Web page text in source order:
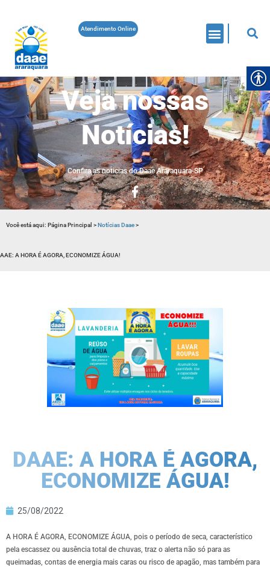
Atendimento Online
Veja nossas
Notícias!
Confira as noticias do Daae Araraquara-SP
Você está aqui: Página Principal >Notícias Daae>
A HORA É AGORA, ECONOMIZE ÁGUA!
DAAE: A HORA É AGORA,
ECONOMIZE ÁGUA!
25/08/2022
A HORA É AGORA, ECONOMIZE ÁGUA, pois o período de seca, característico
pela escassez ou ausência total de chuvas, traz o alerta não só para as
queimadas, contas de energia mais caras ou risco de apagão, mas também para